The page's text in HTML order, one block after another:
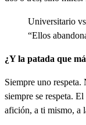
Universitario
“Ellos
¿Y la patada que
Siempre uno respeta.
siempre se respeta.
afición, a ti mismo, a